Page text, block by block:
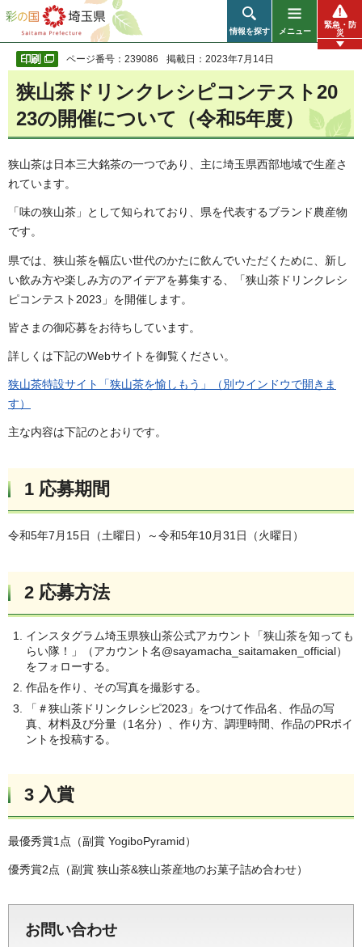
彩の国 埼玉県
情報を探す メニュー
緊急・防
災
ページ番号：239086 掲載日：2023年7月14日
狭山茶ドリンクレシピコンテスト20
23の開催について（令和5年度）
狭山茶は日本三大銘茶の一つであり、主に埼玉県西部地域で生産さ
れています。
「味の狭山茶」として知られており、県を代表するブランド農産物
です。
県では、狭山茶を幅広い世代のかたに飲んでいただくために、新し
い飲み方や楽しみ方のアイデアを募集する、「狭山茶ドリンクレシ
ピコンテスト2023」を開催します。
皆さまの御応募をお待ちしています。
詳しくは下記のWebサイトを御覧ください。
狭山茶特設サイト「狭山茶を愉しもう」（別ウイ ンドウで開きま
す）
主な内容は下記のとおりです。
1 応募期間
令和5年7月15日（土曜日）～令和5年10月31日（火曜日）
2 応募方法
インスタグラム埼玉県狭山茶公式アカウント「狭山茶を知っても
らい隊！」（アカウント名@sayamacha_saitamaken_official）
をフォローする。
作品を作り、その写真を撮影する。
「＃狭山茶ドリンクレシピ2023」をつけて作品名、作品の写
真、材料及び分量（1名分）、作り方、調理時間、作品のPRポイ
ントを投稿する。
3 入賞
最優秀賞1点（副賞 YogiboPyramid）
優秀賞2点（副賞 狭山茶&狭山茶産地のお菓子詰め合わせ）
お問い合わせ